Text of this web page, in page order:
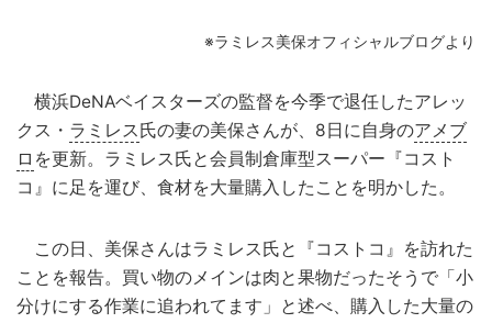
※ラミレス美保オフィシャルブログより
横浜DeNAベイスターズの監督を今季で退任したアレッ
クス・ ラミレス氏の妻の美保さんが、8日に自身のアメブ
ロ を更新。ラミレス氏と会員制倉庫型スーパー『コスト
コ』に足を運び、食材を大量購入したことを明かした。
この日、美保さんはラミレス氏と『コストコ』を訪れた
ことを報告。買い物のメインは肉と果物だったそうで「小
分けにする作業に追われてます」と述べ、購入した大量の